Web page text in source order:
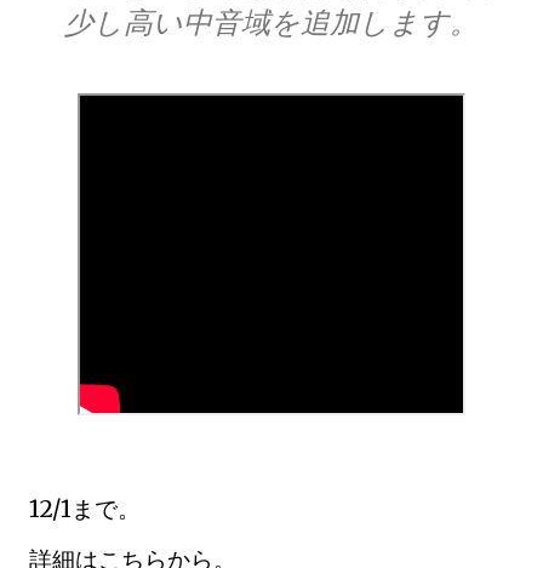
少し高い中音域を追加します。
12/1まで。
詳細はこちらから。